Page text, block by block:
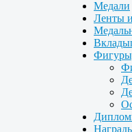
Медали
Ленты